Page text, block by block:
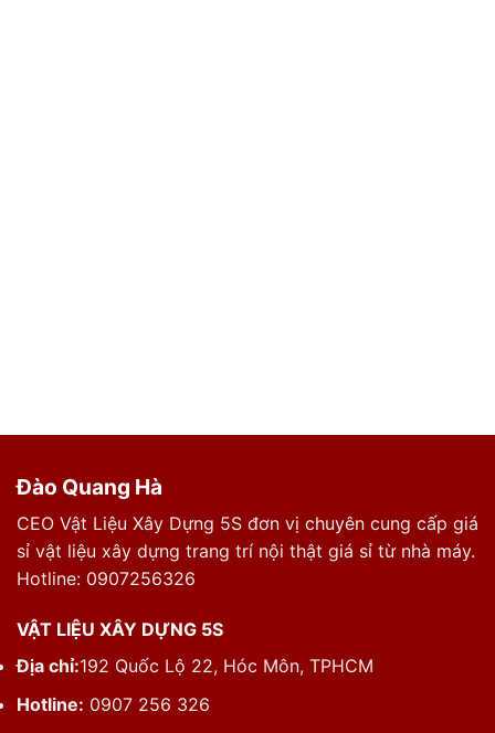
Đào Quang Hà
CEO Vật Liệu Xây Dựng 5S đơn vị chuyên cung cấp giá
sỉ vật liệu xây dựng trang trí nội thật giá sỉ từ nhà máy.
Hotline: 0907256326
VẬT LIỆU XÂY DỰNG 5S
Địa chỉ:192 Quốc Lộ 22, Hóc Môn, TPHCM
Hotline: 0907 256 326